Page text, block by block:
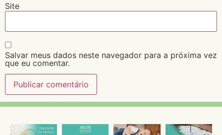
Site
Salvar meus dados neste navegador para a próxima vez
que eu comentar.